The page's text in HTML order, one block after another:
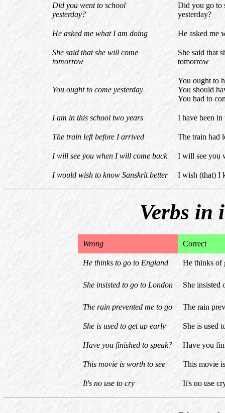
Did you went to school
yesterday?
Did you go to
yesterday?
He asked me what I am doing He asked me
She said that she will come
tomorrow
She said that
tomorrow
You ought to come yesterday
You ought to
You should
You had to
I am in this school two years I have been
The train left before I arrived The train had
I will see you when I will come back I will see you
I would wish to know Sanskrit better I wish (that) I
Verbs in
Wrong Correct
He thinks to go to England He thinks of
She insisted to go to London She insisted
The rain prevented me to go The rain
She is used to get up early She is used
Have you finished to speak? Have you
This movie is worth to see This movie
It's no use to cry It's no use